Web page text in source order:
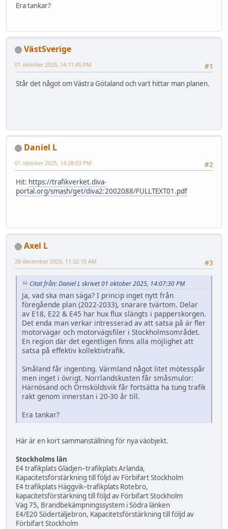
Era tankar?
VästSverige
#1
01 oktober 2025, 14:11:45 PM
Står det något om Västra Götaland och vart hittar man planen.
Daniel L
#2
01 oktober 2025, 14:28:03 PM
Hit: https://trafikverket.diva-
portal.org/smash/get/diva2:2002088/FULLTEXT01.pdf
Axel L
#3
28 december 2025, 11:32:10 AM
Citat från: Daniel L skrivet 01 oktober 2025, 14:07:30 PM
Ja, vad ska man säga? I princip inget nytt från
föregående plan (2022-2033), snarare tvärtom. Delar
av E18, E22 & E45 har hux flux slängts i papperskorgen.
Det enda man verkar intresserad av att satsa på är fler
motorvägar och motorvägsfiler i Stockholmsområdet.
En region där det egentligen finns alla möjlighet att
satsa på effektiv kollektivtrafik.
Småland får ingenting. Värmland något litet mötesspår
men inget i övrigt. Norrlandskusten får småsmulor:
Härnösand och Örnsköldsvik får fortsätta ha tung trafik
rakt genom innerstan i 20-30 år till.
Era tankar?
Här är en kort sammanställning för nya väobjekt.
Stockholms län
E4 trafikplats Glädjen–trafikplats Arlanda,
Kapacitetsförstärkning till följd av Förbifart Stockholm
E4 trafikplats Häggvik–trafikplats Rotebro,
kapacitetsförstärkning till följd av Förbifart Stockholm
Väg 75, Brandbekämpningssystem i Södra länken
E4/E20 Södertäljebron, Kapacitetsförstärkning till följd av
Förbifart Stockholm